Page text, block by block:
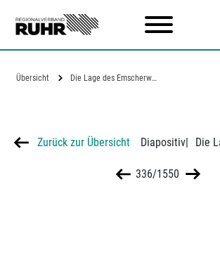
Übersicht Die Lage des Emscherweges zwischen…
Zurück zur Übersicht Diapositiv|
336/1550